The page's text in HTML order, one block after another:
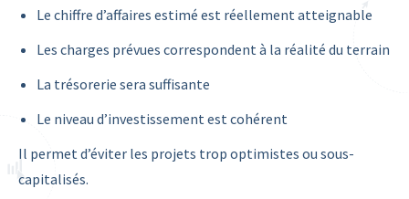
Le chiffre d’affaires estimé est réellement atteignable
Les charges prévues correspondent à la réalité du terrain
La trésorerie sera suffisante
Le niveau d’investissement est cohérent
Il permet d’éviter les projets trop optimistes ou sous-
capitalisés.